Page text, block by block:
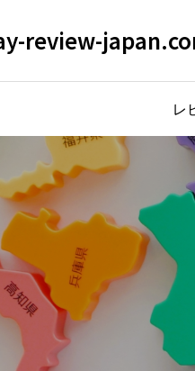
review-
レ